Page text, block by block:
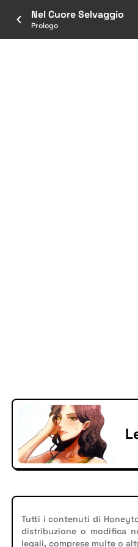
Nel Cuore Selvaggio
Prologo
Tutti i contenuti di
distribuzione o modifica
legali, comprese multe o